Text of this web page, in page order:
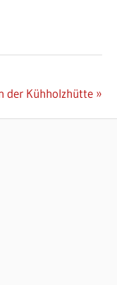
der Kühholzhütte